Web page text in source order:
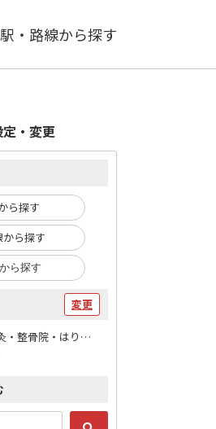
駅・路線から探す
・変更
ら探す
ら探す
ら探す
変更
病院・歯科・薬局・鍼灸・整骨院・はりマッサージ / 薬局